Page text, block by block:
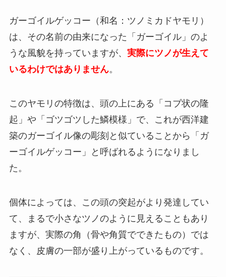
ガーゴイルゲッコー（和名：ツノミカドヤモリ）
は、その名前の由来になった「ガーゴイル」のよ
うな風貌を持っていますが、 実際にツノが生えて
いるわけではありません。
このヤモリの特徴は、頭の上にある「コブ状の隆
起」や「ゴツゴツした鱗模様」で、これが西洋建
築のガーゴイル像の彫刻と似ていることから「ガ
ーゴイルゲッコー」と呼ばれるようになりまし
た。
個体によっては、この頭の突起がより発達してい
て、まるで小さなツノのように見えることもあり
ますが、実際の角（骨や角質でできたもの）では
なく、皮膚の一部が盛り上がっているものです。